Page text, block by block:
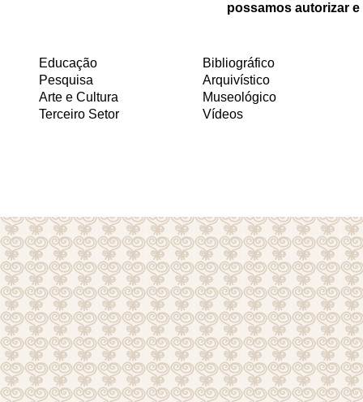
possamos autorizar
Educação
Pesquisa
Arte e Cultura
Terceiro Setor
Bibliográfico
Arquivístico
Museológico
Vídeos